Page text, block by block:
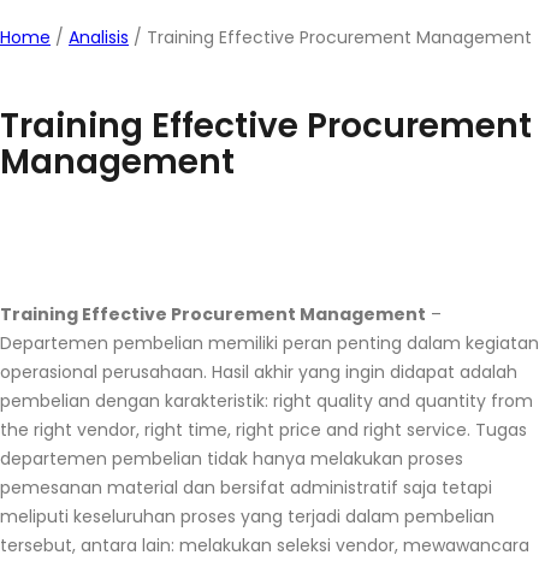
Home / Analisis / Training Effective Procurement Management
Training Effective Procurement
Management
Training Effective Procurement Management –
Departemen pembelian memiliki peran penting dalam kegiatan
operasional perusahaan. Hasil akhir yang ingin didapat adalah
pembelian dengan karakteristik: right quality and quantity from
the right vendor, right time, right price and right service. Tugas
departemen pembelian tidak hanya melakukan proses
pemesanan material dan bersifat administratif saja tetapi
meliputi keseluruhan proses yang terjadi dalam pembelian
tersebut, antara lain: melakukan seleksi vendor, mewawancara